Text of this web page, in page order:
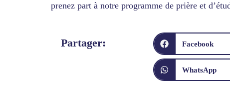
prenez part à notre programme de prière et
Partager: Facebook
WhatsApp